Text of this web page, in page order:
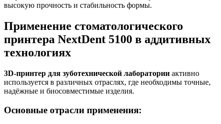
высокую прочность и стабильность формы.
Применение стоматологического
принтера NextDent 5100 в аддитивных
технологиях
3D-принтер для зуботехнической лаборатории активно
используется в различных отраслях, где необходимы точные,
надёжные и биосовместимые изделия.
Основные отрасли применения: